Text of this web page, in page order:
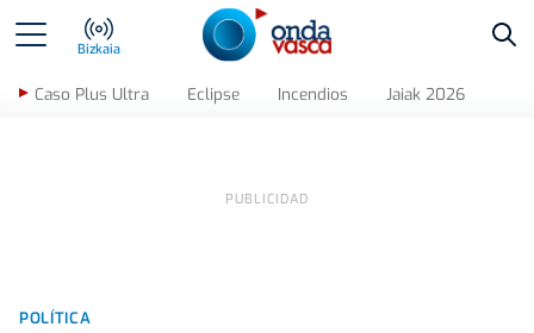
Bizkaia
Caso Plus Ultra Eclipse Incendios Jaiak 2026
POLÍTICA